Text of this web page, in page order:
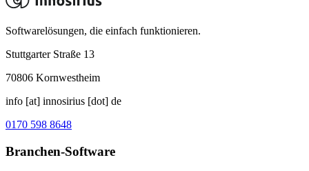
Softwarelösungen, die einfach funktionieren.
Stuttgarter Straße 13
70806 Kornwestheim
info [at] innosirius [dot] de
0170 598 8648
Branchen-Software